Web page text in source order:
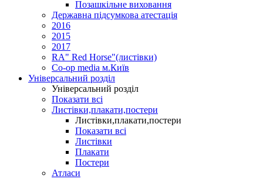
Позашкільне виховання
Державна підсумкова атестація
2016
2015
2017
RA" Red Horse"(листівки)
Co-op media м.Київ
Універсальний розділ
Універсальний розділ
Показати всі
Листівки,плакати,постери
Листівки,плакати,постери
Показати всі
Листівки
Плакати
Постери
Атласи